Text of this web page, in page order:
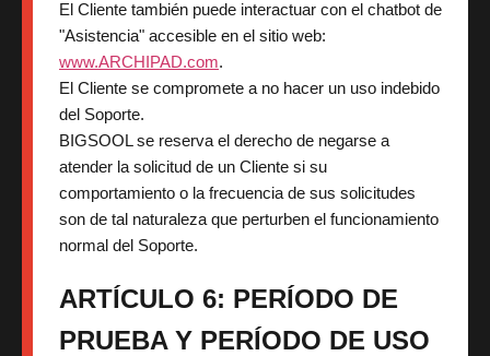
El Cliente también puede interactuar con el chatbot de
"Asistencia" accesible en el sitio web:
www.ARCHIPAD.com.
El Cliente se compromete a no hacer un uso indebido
del Soporte.
BIGSOOL se reserva el derecho de negarse a
atender la solicitud de un Cliente si su
comportamiento o la frecuencia de sus solicitudes
son de tal naturaleza que perturben el funcionamiento
normal del Soporte.
ARTÍCULO 6: PERÍODO DE
PRUEBA Y PERÍODO DE USO